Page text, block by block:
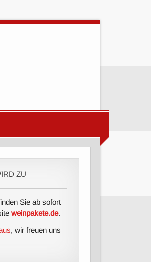
ZU
Sie ab sofort
weinpakete.de.
, wir freuen uns